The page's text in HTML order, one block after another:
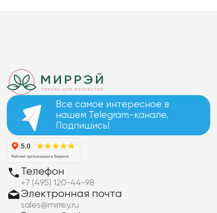
Все самое интересное в
нашем Telegram-канале.
Подпишись!
Телефон
+7 (495) 120-44-98
Электронная почта
sales@mirrey.ru